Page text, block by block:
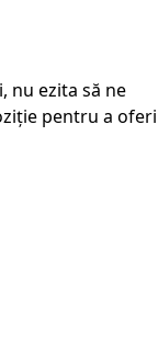
nu ezita să ne
pentru a oferi